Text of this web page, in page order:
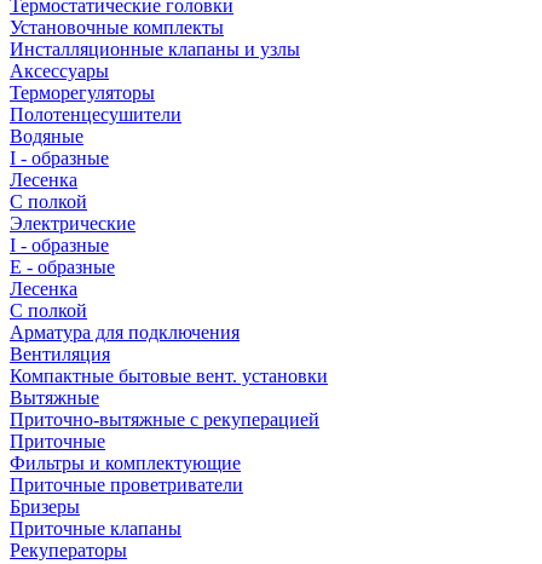
Термостатические головки
Установочные комплекты
Инсталляционные клапаны и узлы
Аксессуары
Терморегуляторы
Полотенцесушители
Водяные
I - образные
Лесенка
С полкой
Электрические
I - образные
E - образные
Лесенка
С полкой
Арматура для подключения
Вентиляция
Компактные бытовые вент. установки
Вытяжные
Приточно-вытяжные с рекуперацией
Приточные
Фильтры и комплектующие
Приточные проветриватели
Бризеры
Приточные клапаны
Рекуператоры